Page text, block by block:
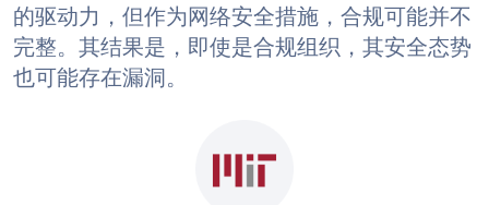
的驱动力，但作为网络安全措施，合规可能并不
完整。其结果是，即使是合规组织，其安全态势
也可能存在漏洞。